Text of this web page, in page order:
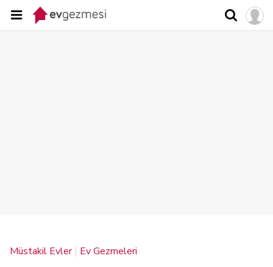
Müstakil Evler Ev Gezmeleri